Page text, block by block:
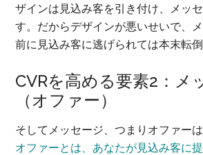
ザインは見込み客を引き付け、メッ
す。だからデザインが悪いせいで、
前に見込み客に逃げられては本末転倒
CVRを高める要素2：メ
（オファー）
そしてメッセージ、つまりオファー
オファーとは、あなたが見込み客に